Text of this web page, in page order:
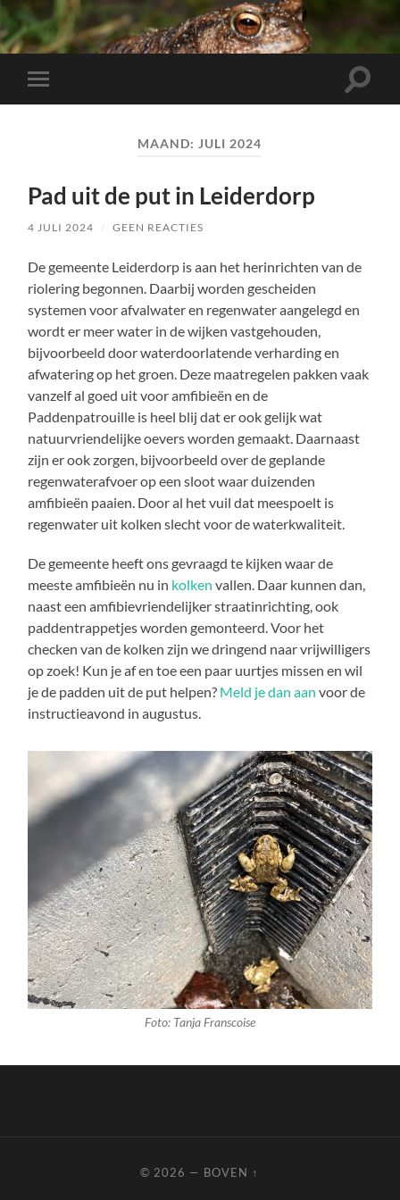
Toggle
mobiel
Toggle
MAAND: JULI 2024
Pad uit de put in Leiderdorp
4 JULI 2024 / GEEN REACTIES
De gemeente Leiderdorp is aan het herinrichten van de
riolering begonnen. Daarbij worden gescheiden
systemen voor afvalwater en regenwater aangelegd en
wordt er meer water in de wijken vastgehouden,
bijvoorbeeld door waterdoorlatende verharding en
afwatering op het groen. Deze maatregelen pakken vaak
vanzelf al goed uit voor amfibieën en de
Paddenpatrouille is heel blij dat er ook gelijk wat
natuurvriendelijke oevers worden gemaakt. Daarnaast
zijn er ook zorgen, bijvoorbeeld over de geplande
regenwaterafvoer op een sloot waar duizenden
amfibieën paaien. Door al het vuil dat meespoelt is
regenwater uit kolken slecht voor de waterkwaliteit.
De gemeente heeft ons gevraagd te kijken waar de
meeste amfibieën nu in kolken vallen. Daar kunnen dan,
naast een amfibievriendelijker straatinrichting, ook
paddentrappetjes worden gemonteerd. Voor het
checken van de kolken zijn we dringend naar vrijwilligers
op zoek! Kun je af en toe een paar uurtjes missen en wil
je de padden uit de put helpen? Meld je dan aan voor de
instructieavond in augustus.
Foto: Tanja Franscoise
© 2026 — BOVEN ↑